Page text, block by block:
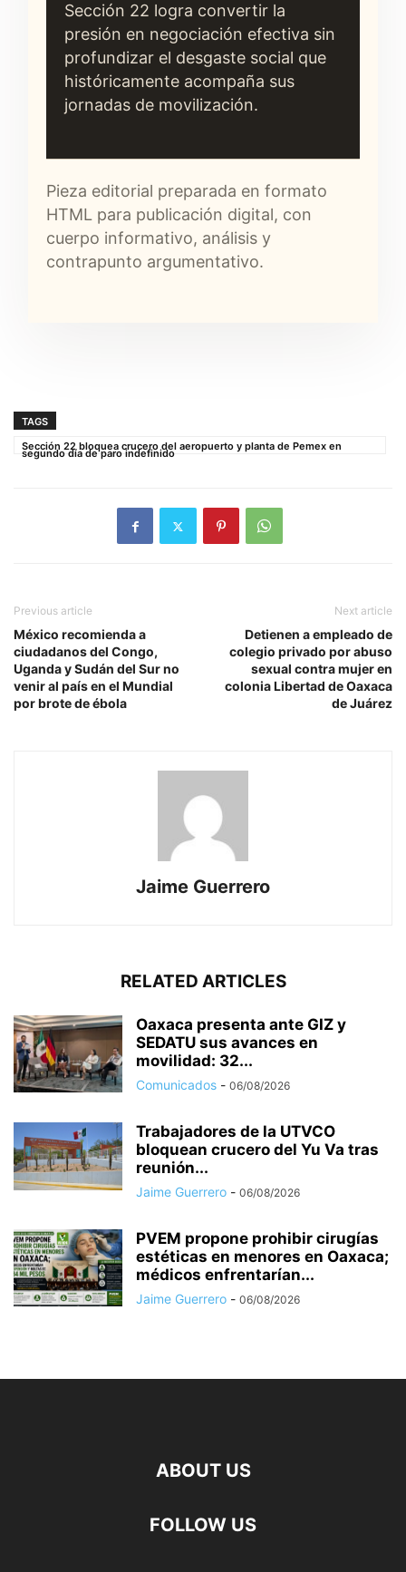
Sección 22 logra convertir la
presión en negociación efectiva sin
profundizar el desgaste social que
históricamente acompaña sus
jornadas de movilización.
Pieza editorial preparada en formato
HTML para publicación digital, con
cuerpo informativo, análisis y
contrapunto argumentativo.
TAGS
Sección 22 bloquea crucero del aeropuerto y planta de Pemex en
segundo día de paro indefinido
Previous article
México recomienda a
ciudadanos del Congo,
Uganda y Sudán del Sur no
venir al país en el Mundial
por brote de ébola
Next article
Detienen a empleado de
colegio privado por abuso
sexual contra mujer en
colonia Libertad de Oaxaca
de Juárez
Jaime Guerrero
RELATED ARTICLES
Oaxaca presenta ante GIZ y
SEDATU sus avances en
movilidad: 32...
Comunicados - 06/08/2026
Trabajadores de la UTVCO
bloquean crucero del Yu Va tras
reunión...
Jaime Guerrero - 06/08/2026
PVEM propone prohibir cirugías
estéticas en menores en Oaxaca;
médicos enfrentarían...
Jaime Guerrero - 06/08/2026
ABOUT US
FOLLOW US